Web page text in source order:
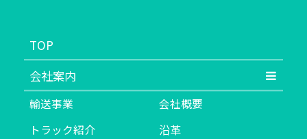
TOP
会社案内
輸送事業
会社概要
トラック紹介
沿革